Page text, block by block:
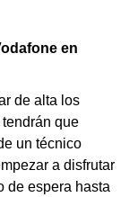
en
de alta los
que
un técnico
a disfrutar
de espera hasta